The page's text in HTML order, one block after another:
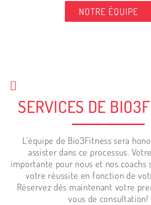
NOTRE ÉQUIPE
SERVICES DE
L’équipe de Bio3Fitness sera
assister dans ce processus.
importante pour nous et nos coachs
votre réussite en fonction de
Réservez dès maintenant votre
vous de consultation!